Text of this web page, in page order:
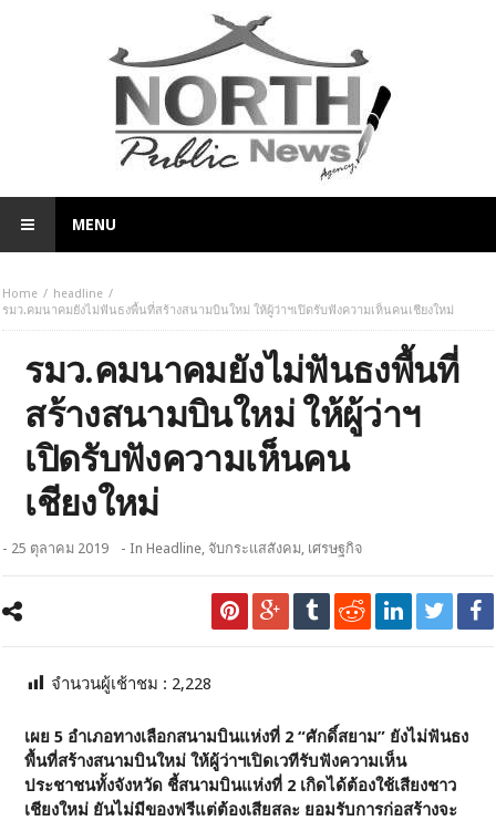
MENU
Home
headline
รมว.คมนาคมยังไม่ฟันธงพื้นที่สร้างสนามบินใหม่ ให้ผู้ว่าฯเปิดรับฟังความเห็นคนเชียงใหม่
รมว.คมนาคมยังไม่ฟันธงพื้นที่
สร้างสนามบินใหม่ ให้ผู้ว่าฯ
เปิดรับฟังความเห็นคน
เชียงใหม่
- 25 ตุลาคม 2019 - InHeadline, จับกระแสสังคม, เศรษฐกิจ
จำนวนผู้เช้าชม : 2,228
เผย 5 อำเภอทางเลือกสนามบินแห่งที่ 2 “ศักดิ์สยาม” ยังไม่ฟันธง
พื้นที่สร้างสนามบินใหม่ ให้ผู้ว่าฯเปิดเวทีรับฟังความเห็น
ประชาชนทั้งจังหวัด ชี้สนามบินแห่งที่ 2 เกิดได้ต้องใช้เสียงชาว
เชียงใหม่ ยันไม่มีของฟรีแต่ต้องเสียสละ ยอมรับการก่อสร้างจะ